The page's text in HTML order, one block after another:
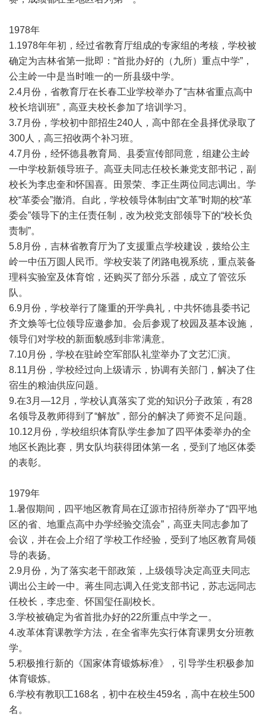
1978年
1.1978年年初，经过省教育厅组成的专家组的考核，学校被
确定为吉林省第一批即：“首批办好的（九所）重点中学”，
公主岭一中是当时唯一的一所县级中学。
2.4月份，省教育厅在长春工业学校举办了“吉林省重点高中
校长培训班”，高亚夫校长参加了培训学习。
3.7月份，学校初中部招生240人，高中部在全县择优录取了
300人，高三招收两个补习班。
4.7月份，经怀德县教育局、县委宣传部同意，组建公主岭
一中学校新领导班子。高亚夫同志任校长兼党支部书记，副
校长为李忠奎和怀国喜。田景荣、李正生两位同志调出。学
校“革委会”撤消。自此，学校领导体制由“文革”时期的校“革
委会”领导下的主任责任制，改为校党支部领导下的“校长负
责制”。
5.8月份，吉林省教育厅为了支援重点学校建设，拨给公主
岭一中伍万圆人民币。学校安装了闭路电视系统，重点装备
理科实验室及体育馆，还购买了部分乐器，成立了管弦乐
队。
6.9月份，学校举行了隆重的开学典礼，中共怀德县委书记
齐文焕等七位领导应邀参加。会后参观了校园及基本设施，
领导们对学校的新面貌感到非常满意。
7.10月份，学校在驻岭空军部队礼堂举办了文艺汇演。
8.11月份，学校经过向上级请示，协调有关部门，解决了住
宿生的粮油供应问题。
9.在3月—12月，学校认真落实了党的知识分子政策，有28
名领导及教师得到了“解放”，部分的解决了师资不足问题。
10.12月份，学校组织体育队学生参加了四平体委举办的全
地区长跑比赛，男女队均获得团体第一名，受到了地区体委
的表彰。
1979年
1.暑假期间，四平地区教育局在辽源市招待所举办了“四平地
区的省、地重点高中办学经验交流会”，高亚夫同志参加了
会议，并在会上介绍了学校工作经验，受到了地区教育局领
导的表扬。
2.9月份，为了落实老干部政策，上级领导决定高亚夫同志
调出公主岭一中。蒋生同志调入任党支部书记，苏志远同志
任校长，李忠奎、怀国玺任副校长。
3.学校被确定为省首批办好的22所重点中学之一。
4.改革体育课教学方法，在全省率先实行体育课男女分班教
学。
5.积极推行新的《国家体育锻炼标准》，引导学生积极参加
体育锻炼。
6.学校有教职工168名，初中在校生459名，高中在校生500
名。